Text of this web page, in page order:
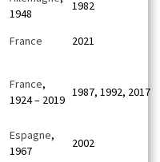
1948
1982
France 2021
France,
1924 – 2019
1987, 1992, 2017
Espagne,
1967
2002